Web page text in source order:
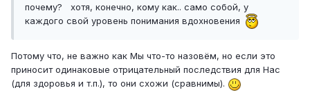
почему? хотя, конечно, кому как.. само собой, у
каждого свой уровень понимания вдохновения
Потому что, не важно как Мы что-то назовём, но если это
приносит одинаковые отрицательный последствия для Нас
(для здоровья и т.п.), то они схожи (сравнимы).